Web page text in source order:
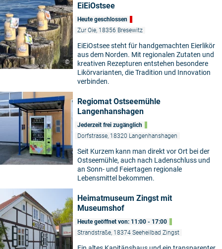
©
EiEiOstsee
Heute geschlossen
Zur Oie, 18356 Bresewitz
EiEiOstsee steht für handgemachten Eierlikör
aus dem Norden. Mit regionalen Zutaten und
kreativen Rezepturen entstehen besondere
Likörvarianten, die Tradition und Innovation
verbinden.
Regiomat Ostseemühle
Langenhanshagen
Jederzeit frei zugänglich
Dorfstrasse, 18320 Langenhanshagen
Seit Kurzem kann man direkt vor Ort bei der
Ostseemühle, auch nach Ladenschluss und
an Sonn- und Feiertagen regionale
Lebensmittel bekommen.
Heimatmuseum Zingst mit
Museumshof
Heute geöffnet von: 11:00 - 17:00
Strandstraße, 18374 Seeheilbad Zingst